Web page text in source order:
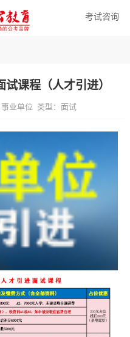
考试咨询
课程（人才引进）
业单位 类型：面试